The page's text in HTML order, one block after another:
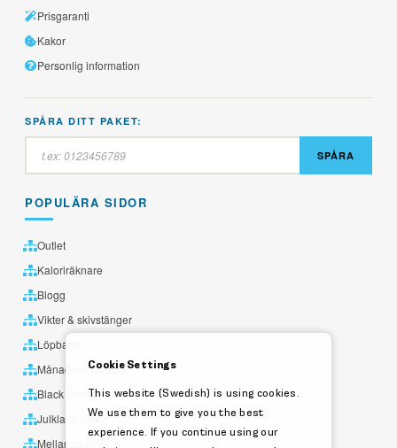
Prisgaranti
Kakor
Personlig information
SPÅRA DITT PAKET:
SPÅRA
POPULÄRA SIDOR
Outlet
Kaloriräknare
Blogg
Vikter & skivstänger
Löpband
Månadens utvalda
Black Friday
Julklappstips
Mellandagsrea
Cookie Settings
This website (Swedish) is using cookies.
We use them to give you the best
experience. If you continue using our